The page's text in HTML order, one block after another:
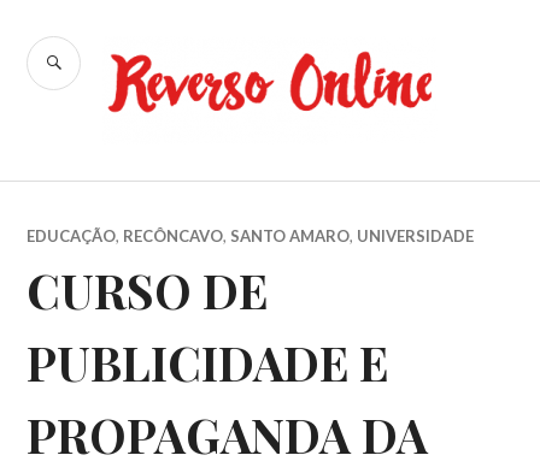
para
conteúdo
Reverso
BUSCA
EDUCAÇÃO, RECÔNCAVO, SANTO AMARO, UNIVERSIDADE
CURSO DE
PUBLICIDADE E
PROPAGANDA DA